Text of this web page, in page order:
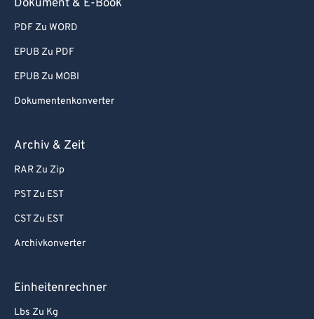
Dokument & E-Book
PDF Zu WORD
EPUB Zu PDF
EPUB Zu MOBI
Dokumentenkonverter
Archiv & Zeit
RAR Zu Zip
PST Zu EST
CST Zu EST
Archivkonverter
Einheitenrechner
Lbs Zu Kg